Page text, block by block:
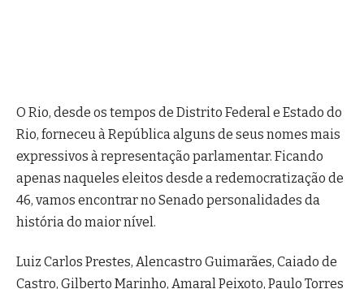
O Rio, desde os tempos de Distrito Federal e Estado do
Rio, forneceu à República alguns de seus nomes mais
expressivos à representação parlamentar. Ficando
apenas naqueles eleitos desde a redemocratização de
46, vamos encontrar no Senado personalidades da
história do maior nível.
Luiz Carlos Prestes, Alencastro Guimarães, Caiado de
Castro, Gilberto Marinho, Amaral Peixoto, Paulo Torres